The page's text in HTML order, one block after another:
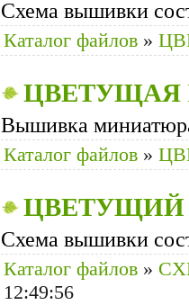
Схема вышивки
Каталог файлов »
ЦВЕТУЩАЯ
Вышивка
Каталог файлов »
ЦВЕТУЩИЙ
Схема вышивки
Каталог файлов »
12:49:56